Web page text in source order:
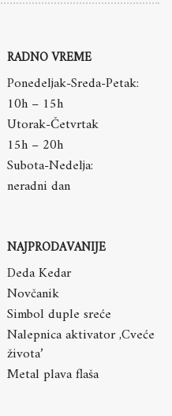
RADNO VREME
Ponedeljak-Sreda-Petak:
10h – 15h
Utorak-Četvrtak
15h – 20h
Subota-Nedelja:
neradni dan
NAJPRODAVANIJE
Deda Kedar
Novčanik
Simbol duple sreće
Nalepnica aktivator ,Cveće
života’
Metal plava flaša